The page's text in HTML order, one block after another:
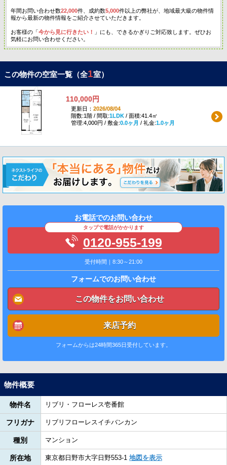
年間お問い合わせ数22,000件、成約数5,000件以上の弊社が、地域最大級の物件情
報から最新の物件情報をご紹介させていただきます。
お客様の「今から見に行きたい！
」にも、できるかぎりご対応致します。ぜひお
気軽にお問い合わせください。
この物件の空室一覧（全1室）
110,000円
更新日： 2026/08/04
階数:1階 / 間取:1LDK/ 面積:41.4㎡
管理:4,000円 / 敷金:0.0ヶ月 / 礼金:1.0ヶ月
お電話でのお問い合わせ
タップで電話がかかります
0120-955-199
受付時間｜8:30～21:00
フォームでのお問い合わせ
この物件をお問い合わせ
来店予約
フォームからは24時間365日受付しています。
物件概要
物件名 リブリ・フローレス壱番館
フリガナ リブリフローレスイチバンカン
種別 マンション
所在地 東京都日野市大字日野553-1 地図を表示